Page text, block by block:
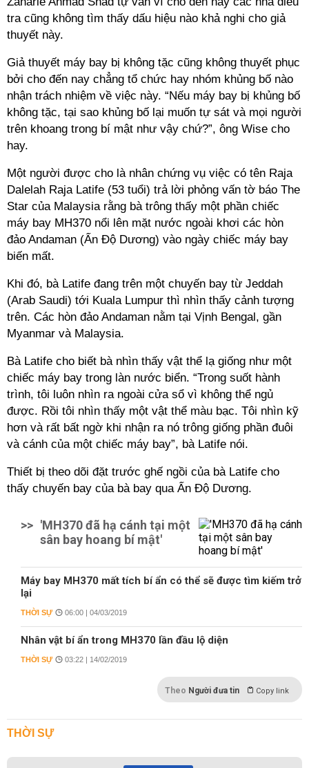
tra cũng không tìm thấy dấu hiệu nào khả nghi cho giả
thuyết này.
Giả thuyết máy bay bị không tặc cũng không thuyết phục
bởi cho đến nay chẳng tổ chức hay nhóm khủng bố nào
nhận trách nhiệm về việc này. “Nếu máy bay bị khủng bố
không tặc, tại sao khủng bố lại muốn tự sát và mọi người
trên khoang trong bí mật như vậy chứ?”, ông Wise cho
hay.
Một người được cho là nhân chứng vụ việc có tên Raja
Dalelah Raja Latife (53 tuổi) trả lời phỏng vấn tờ báo The
Star của Malaysia rằng bà trông thấy một phần chiếc
máy bay MH370 nổi lên mặt nước ngoài khơi các hòn
đảo Andaman (Ấn Độ Dương) vào ngày chiếc máy bay
biến mất.
Khi đó, bà Latife đang trên một chuyến bay từ Jeddah
(Arab Saudi) tới Kuala Lumpur thì nhìn thấy cảnh tượng
trên. Các hòn đảo Andaman nằm tại Vịnh Bengal, gần
Myanmar và Malaysia.
Bà Latife cho biết bà nhìn thấy vật thể lạ giống như một
chiếc máy bay trong làn nước biển. “Trong suốt hành
trình, tôi luôn nhìn ra ngoài cửa sổ vì không thể ngủ
được. Rồi tôi nhìn thấy một vật thể màu bạc. Tôi nhìn kỹ
hơn và rất bất ngờ khi nhận ra nó trông giống phần đuôi
và cánh của một chiếc máy bay”, bà Latife nói.
Thiết bị theo dõi đặt trước ghế ngồi của bà Latife cho
thấy chuyến bay của bà bay qua Ấn Độ Dương.
>> 'MH370 đã hạ cánh tại một
sân bay hoang bí mật'
Máy bay MH370 mất tích bí ẩn có thể sẽ được tìm kiếm trở
lại
THỜI SỰ 06:00 | 04/03/2019
Nhân vật bí ẩn trong MH370 lần đầu lộ diện
THỜI SỰ 03:22 | 14/02/2019
Theo Người đưa tin Copy link
THỜI SỰ